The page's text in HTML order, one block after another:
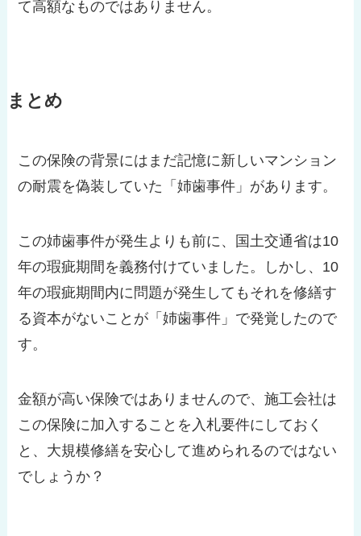
て高額なものではありません。
まとめ
この保険の背景にはまだ記憶に新しいマンション
の耐震を偽装していた「姉歯事件」があります。
この姉歯事件が発生よりも前に、国土交通省は10
年の瑕疵期間を義務付けていました。しかし、10
年の瑕疵期間内に問題が発生してもそれを修繕す
る資本がないことが「姉歯事件」で発覚したので
す。
金額が高い保険ではありませんので、施工会社は
この保険に加入することを入札要件にしておく
と、大規模修繕を安心して進められるのではない
でしょうか？